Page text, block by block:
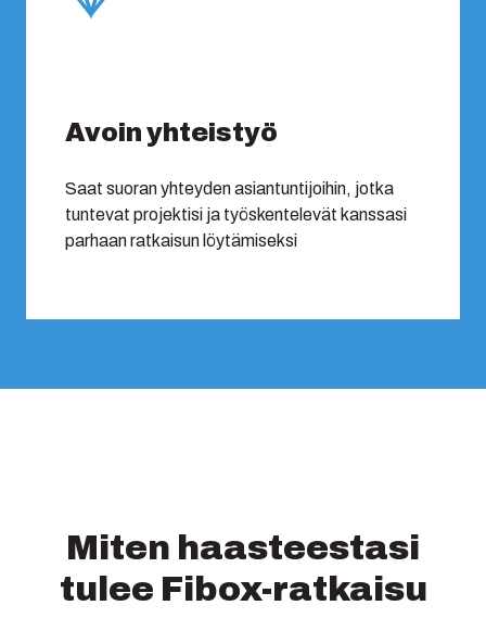
Avoin yhteistyö
Saat suoran yhteyden asiantuntijoihin, jotka
tuntevat projektisi ja työskentelevät kanssasi
parhaan ratkaisun löytämiseksi
Miten haasteestasi
tulee Fibox-ratkaisu